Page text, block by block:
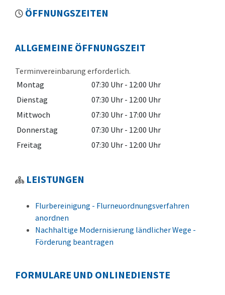
ÖFFNUNGSZEITEN
ALLGEMEINE ÖFFNUNGSZEIT
Terminvereinbarung erforderlich.
Montag
07:30 Uhr - 12:00 Uhr
Dienstag
07:30 Uhr - 12:00 Uhr
Mittwoch
07:30 Uhr - 17:00 Uhr
Donnerstag
07:30 Uhr - 12:00 Uhr
Freitag
07:30 Uhr - 12:00 Uhr
LEISTUNGEN
Flurbereinigung - Flurneuordnungsverfahren
anordnen
Nachhaltige Modernisierung ländlicher Wege -
Förderung beantragen
FORMULARE UND ONLINEDIENSTE